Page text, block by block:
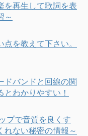
を再生して歌詞を表
～
を教えて下さい。
ドバンドと回線の関
わかりやすい！
プで音質を良くす
れない秘密の情報～